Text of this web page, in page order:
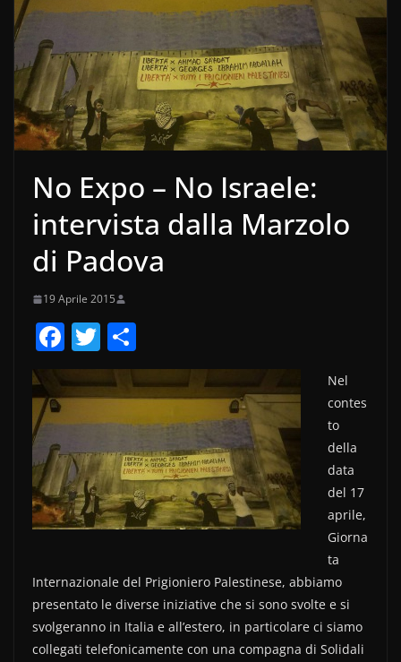
No Expo – No Israele:
intervista dalla Marzolo
di Padova
19 Aprile 2015
F
a
c
e
b
o
o
k
T
w
itt
er
o
n
di
vi
di
Nel
contes
to
della
data
del 17
aprile,
Giorna
ta
Internazionale del Prigioniero Palestinese, abbiamo
presentato le diverse iniziative che si sono svolte e si
svolgeranno in Italia e all’estero, in particolare ci siamo
collegati telefonicamente con una compagna di Solidali